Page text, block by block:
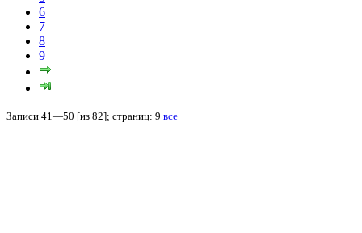
6
7
8
9
Записи 41—50 [из 82]; страниц: 9 все